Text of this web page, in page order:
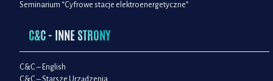
Seminarium “Cyfrowe stacje elektroenergetyczne”
C&C - INNE STRONY
C&C – English
C&C – Starsze Urządzenia